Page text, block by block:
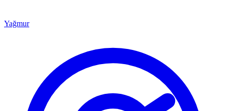
Yağmur